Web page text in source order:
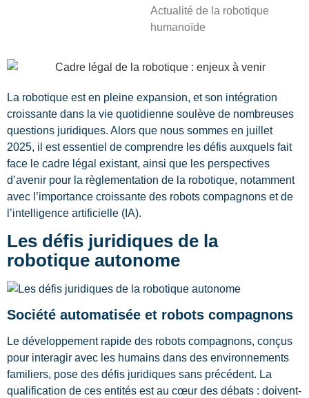
Actualité de la robotique
humanoïde
La robotique est en pleine expansion, et son intégration
croissante dans la vie quotidienne soulève de nombreuses
questions juridiques. Alors que nous sommes en juillet
2025, il est essentiel de comprendre les défis auxquels fait
face le cadre légal existant, ainsi que les perspectives
d’avenir pour la règlementation de la robotique, notamment
avec l’importance croissante des robots compagnons et de
l’intelligence artificielle (IA).
Les défis juridiques de la
robotique autonome
Société automatisée et robots compagnons
Le développement rapide des robots compagnons, conçus
pour interagir avec les humains dans des environnements
familiers, pose des défis juridiques sans précédent. La
qualification de ces entités est au cœur des débats : doivent-